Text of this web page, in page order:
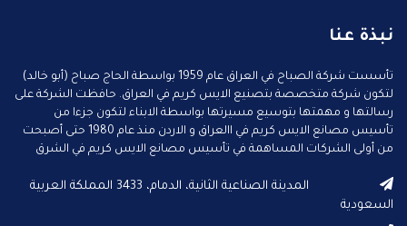
نبذة عنا
تأسست شركة الصباح في العراق عام 1959 بواسطة الحاج صباح (أبو خالد)
لتكون شركة متخصصة بتصنيع الايس كريم في العراق. حافظت الشركة على
رسالتها و مهمتها بتوسيع مسيرتها بواسطة الابناء لتكون جزءا من
تأسيس مصانع الايس كريم في االعراق و الاردن منذ عام 1980 حتى أصبحت
من أولى الشركات المساهمة في تأسيس مصانع الايس كريم في الشرق
المدينة الصناعية الثانية، الدمام، 3433 المملكة العربية
السعودية